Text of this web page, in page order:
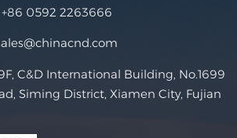
+86 0592 2263666
C&D International Building, No.1699
Siming District, Xiamen City, Fujian